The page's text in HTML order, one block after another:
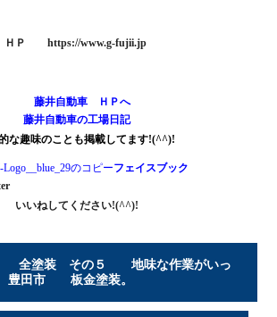
ＨＰ https://www.g-fujii.jp
藤井自動車 ＨＰへ
藤井自動車の工場日記
な趣味のことも掲載してます!(^^)!
フェイスブック
いいねしてください!(^^)!
塗装 その５ 地味な作業がいっ
田市 板金塗装。